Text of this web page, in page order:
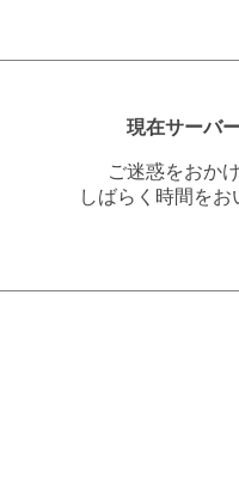
現在サーバ
ご迷惑をおか
しばらく時間を